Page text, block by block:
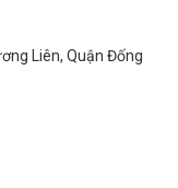
Liên, Quận Đống